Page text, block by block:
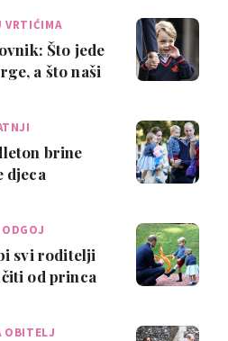
VRTIĆIMA
Što jede
a što naši
brine
djeca
svi roditelji
od princa
OBITELJ